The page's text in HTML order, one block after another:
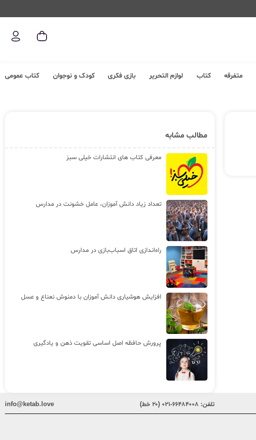
متفرقه کتاب لوازم التحریر بازی فکری کودک و نوجوان کتاب عمومی
مطالب مشابه
معرفی کتاب های انتشارات خیلی سبز
تعداد زیاد دانش آموزان، عامل خشونت در مدارس
راه‌اندازی اتاق اسباب‌بازی در مدارس
افزایش هوشیاری دانش آموزان با دمنوش نعناع و عسل
پرورش حافظه اصل اساسی تقویت ذهن و یادگیری
تلفن: ۶۶۴۸۴۰۰۸-۰۲۱ (۲۰ خط) info@ketab.love